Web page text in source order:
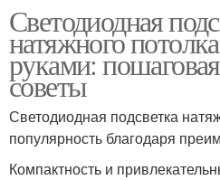
Светодиодная
натяжного
руками:
советы
Светодиодная подсветка
популярность благодаря
Компактность и